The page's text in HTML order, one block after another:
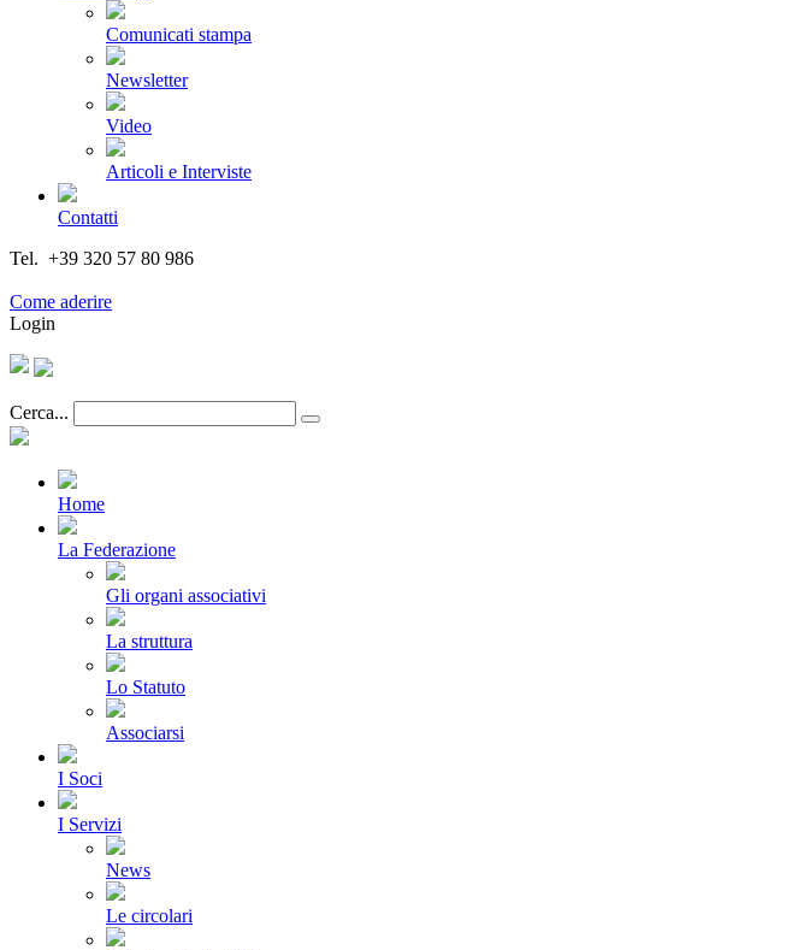
Comunicati stampa
Newsletter
Video
Articoli e Interviste
Contatti
Tel. +39 320 57 80 986
Come aderire
Login
Cerca...
Home
La Federazione
Gli organi associativi
La struttura
Lo Statuto
Associarsi
I Soci
I Servizi
News
Le circolari